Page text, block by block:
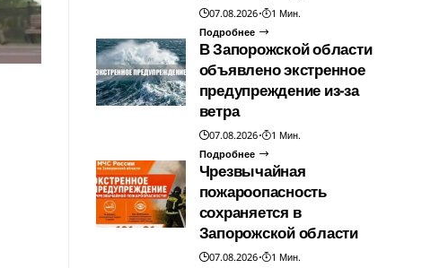
07.08.2026
1 Мин.
Подробнее
В Запорожской области
объявлено экстренное
предупреждение из-за
ветра
07.08.2026
1 Мин.
Подробнее
Чрезвычайная
пожароопасность
сохраняется в
Запорожской области
07.08.2026
1 Мин.